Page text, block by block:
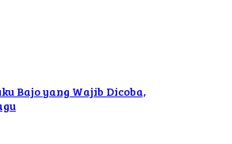
Bajo yang Wajib Dicoba,